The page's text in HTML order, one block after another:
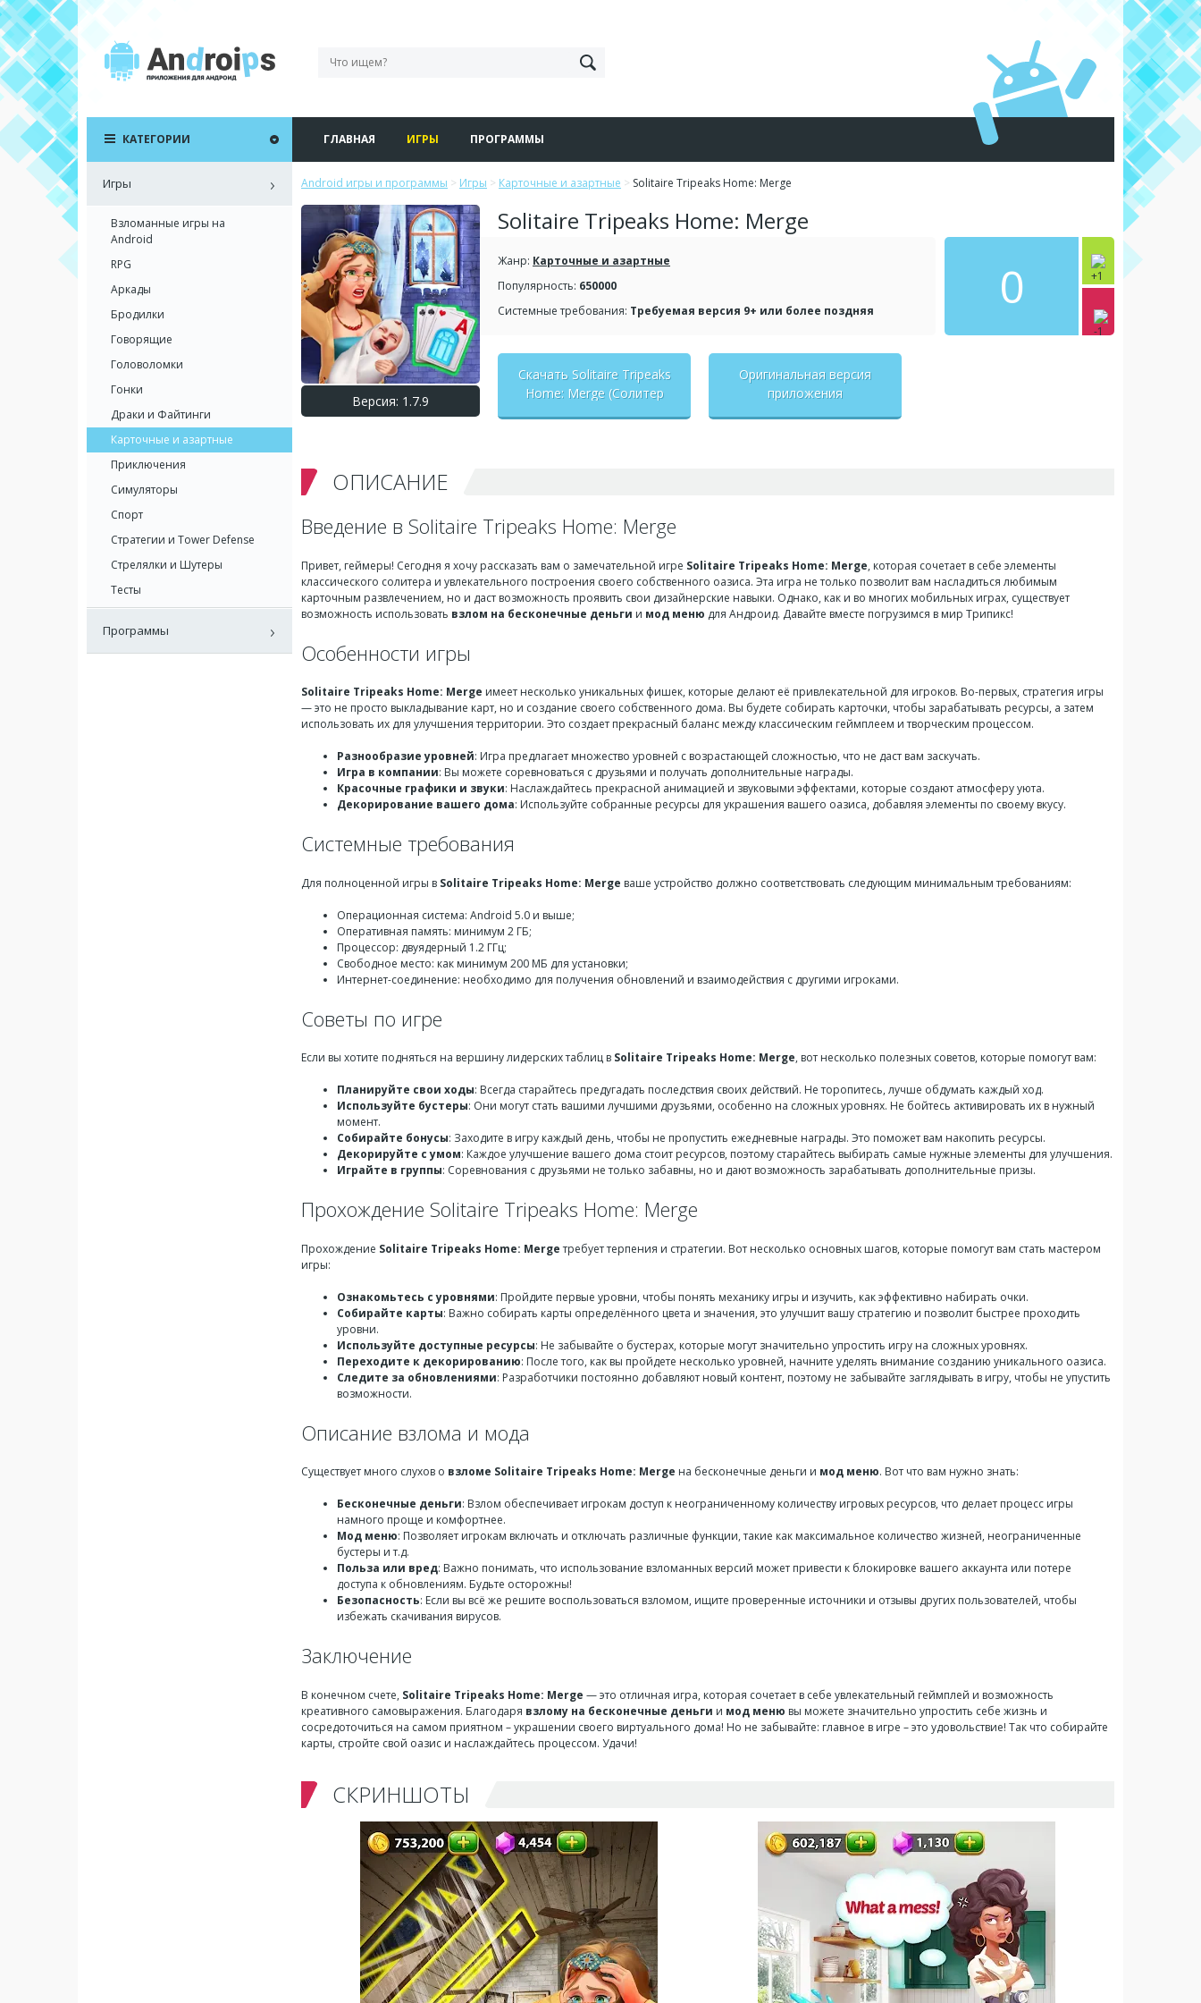
ГЛАВНАЯ ИГРЫ ПРОГРАММЫ
Android игры и программы > Игры > Карточные и азартные > Solitaire Tripeaks Home: Merge
Версия: 1.7.9
Solitaire Tripeaks Home: Merge
0
Жанр: Карточные и азартные
Популярность: 650000
Системные требования: Требуемая версия 9+ или более поздняя
Скачать Solitaire Tripeaks
Home: Merge (Солитер
Оригинальная версия
приложения
ОПИСАНИЕ
Введение в Solitaire Tripeaks Home: Merge
Привет, геймеры! Сегодня я хочу рассказать вам о замечательной игре Solitaire Tripeaks Home: Merge, которая сочетает в себе элементы
классического солитера и увлекательного построения своего собственного оазиса. Эта игра не только позволит вам насладиться любимым
карточным развлечением, но и даст возможность проявить свои дизайнерские навыки. Однако, как и во многих мобильных играх, существует
возможность использовать взлом на бесконечные деньги и мод меню для Андроид. Давайте вместе погрузимся в мир Трипикс!
Особенности игры
Solitaire Tripeaks Home: Merge имеет несколько уникальных фишек, которые делают её привлекательной для игроков. Во-первых, стратегия игры
— это не просто выкладывание карт, но и создание своего собственного дома. Вы будете собирать карточки, чтобы зарабатывать ресурсы, а затем
использовать их для улучшения территории. Это создает прекрасный баланс между классическим геймплеем и творческим процессом.
Разнообразие уровней: Игра предлагает множество уровней с возрастающей сложностью, что не даст вам заскучать.
Игра в компании: Вы можете соревноваться с друзьями и получать дополнительные награды.
Красочные графики и звуки: Наслаждайтесь прекрасной анимацией и звуковыми эффектами, которые создают атмосферу уюта.
Декорирование вашего дома: Используйте собранные ресурсы для украшения вашего оазиса, добавляя элементы по своему вкусу.
Системные требования
Для полноценной игры в Solitaire Tripeaks Home: Merge ваше устройство должно соответствовать следующим минимальным требованиям:
Операционная система: Android 5.0 и выше;
Оперативная память: минимум 2 ГБ;
Процессор: двуядерный 1.2 ГГц;
Свободное место: как минимум 200 МБ для установки;
Интернет-соединение: необходимо для получения обновлений и взаимодействия с другими игроками.
Советы по игре
Если вы хотите подняться на вершину лидерских таблиц в Solitaire Tripeaks Home: Merge, вот несколько полезных советов, которые помогут вам:
Планируйте свои ходы: Всегда старайтесь предугадать последствия своих действий. Не торопитесь, лучше обдумать каждый ход.
Используйте бустеры: Они могут стать вашими лучшими друзьями, особенно на сложных уровнях. Не бойтесь активировать их в нужный
момент.
Собирайте бонусы: Заходите в игру каждый день, чтобы не пропустить ежедневные награды. Это поможет вам накопить ресурсы.
Декорируйте с умом: Каждое улучшение вашего дома стоит ресурсов, поэтому старайтесь выбирать самые нужные элементы для улучшения.
Играйте в группы: Соревнования с друзьями не только забавны, но и дают возможность зарабатывать дополнительные призы.
Прохождение Solitaire Tripeaks Home: Merge
Прохождение Solitaire Tripeaks Home: Mergeтребует терпения и стратегии. Вот несколько основных шагов, которые помогут вам стать мастером
игры:
Ознакомьтесь с уровнями: Пройдите первые уровни, чтобы понять механику игры и изучить, как эффективно набирать очки.
Собирайте карты: Важно собирать карты определённого цвета и значения, это улучшит вашу стратегию и позволит быстрее проходить
уровни.
Используйте доступные ресурсы: Не забывайте о бустерах, которые могут значительно упростить игру на сложных уровнях.
Переходите к декорированию: После того, как вы пройдете несколько уровней, начните уделять внимание созданию уникального оазиса.
Следите за обновлениями: Разработчики постоянно добавляют новый контент, поэтому не забывайте заглядывать в игру, чтобы не упустить
возможности.
Описание взлома и мода
Существует много слухов о взломе Solitaire Tripeaks Home: Merge на бесконечные деньги и мод меню. Вот что вам нужно знать:
Бесконечные деньги: Взлом обеспечивает игрокам доступ к неограниченному количеству игровых ресурсов, что делает процесс игры
намного проще и комфортнее.
Мод меню: Позволяет игрокам включать и отключать различные функции, такие как максимальное количество жизней, неограниченные
бустеры и т.д.
Польза или вред: Важно понимать, что использование взломанных версий может привести к блокировке вашего аккаунта или потере
доступа к обновлениям. Будьте осторожны!
Безопасность: Если вы всё же решите воспользоваться взломом, ищите проверенные источники и отзывы других пользователей, чтобы
избежать скачивания вирусов.
Заключение
В конечном счете, Solitaire Tripeaks Home: Merge — это отличная игра, которая сочетает в себе увлекательный геймплей и возможность
креативного самовыражения. Благодаря взлому на бесконечные деньги и мод меню вы можете значительно упростить себе жизнь и
сосредоточиться на самом приятном – украшении своего виртуального дома! Но не забывайте: главное в игре – это удовольствие! Так что собирайте
карты, стройте свой оазис и наслаждайтесь процессом. Удачи!
СКРИНШОТЫ
КАТЕГОРИИ
Игры
Взломанные игры на
Android
RPG
Аркады
Бродилки
Говорящие
Головоломки
Гонки
Драки и Файтинги
Карточные и азартные
Приключения
Симуляторы
Спорт
Стратегии и Tower Defense
Стрелялки и Шутеры
Тесты
Программы